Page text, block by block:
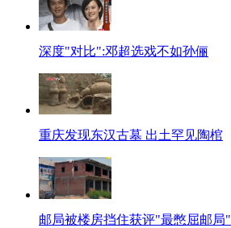
深度"对比":邓超选戏不如孙俪
重庆发现东汉古墓 出土罕见陶棺
邮局被楼房挡住获评"最憋屈邮局"